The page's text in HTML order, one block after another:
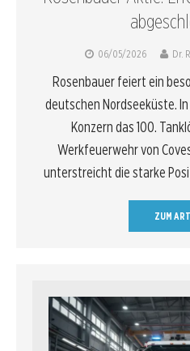
06/05/2026 Dr.
Rosenbauer feiert ein
deutschen Nordseeküste.
Konzern das 100.
Werkfeuerwehr von
unterstreicht die starke
ZUM